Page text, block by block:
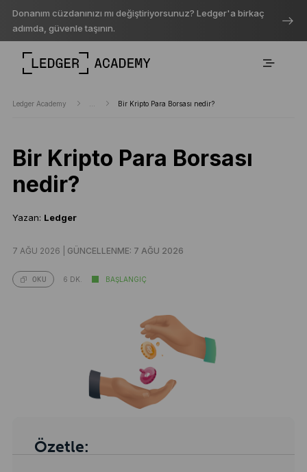
Donanım cüzdanınızı mı değiştiriyorsunuz? Ledger'a birkaç
adımda, güvenle taşının.
Ledger Academy Bir Kripto Para Borsası nedir?
Bir Kripto Para Borsası
nedir?
Yazan: Ledger
7 AĞU 2026 | GÜNCELLENME: 7 AĞU 2026
OKU 6 DK. BAŞLANGIÇ
Özetle: